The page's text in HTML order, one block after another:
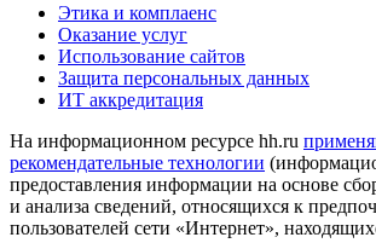
Этика и комплаенс
Оказание услуг
Использование сайтов
Защита персональных данных
ИТ аккредитация
На информационном ресурсе hh.ru
рекомендательные технологии
предоставления информации на основе
и анализа сведений, относящихся к
пользователей сети «Интернет»,